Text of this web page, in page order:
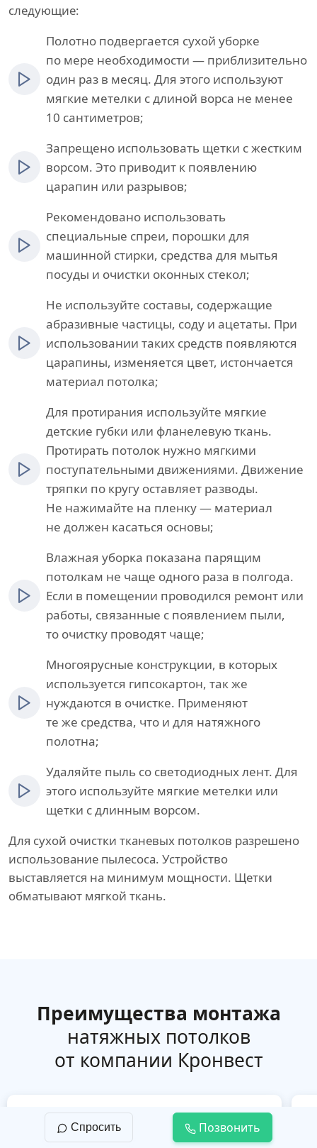
следующие:
Полотно подвергается сухой уборке
по мере необходимости — приблизительно
один раз в месяц. Для этого используют
мягкие метелки с длиной ворса не менее
10 сантиметров;
Запрещено использовать щетки с жестким
ворсом. Это приводит к появлению
царапин или разрывов;
Рекомендовано использовать
специальные спреи, порошки для
машинной стирки, средства для мытья
посуды и очистки оконных стекол;
Не используйте составы, содержащие
абразивные частицы, соду и ацетаты. При
использовании таких средств появляются
царапины, изменяется цвет, истончается
материал потолка;
Для протирания используйте мягкие
детские губки или фланелевую ткань.
Протирать потолок нужно мягкими
поступательными движениями. Движение
тряпки по кругу оставляет разводы.
Не нажимайте на пленку — материал
не должен касаться основы;
Влажная уборка показана парящим
потолкам не чаще одного раза в полгода.
Если в помещении проводился ремонт или
работы, связанные с появлением пыли,
то очистку проводят чаще;
Многоярусные конструкции, в которых
используется гипсокартон, так же
нуждаются в очистке. Применяют
те же средства, что и для натяжного
полотна;
Удаляйте пыль со светодиодных лент. Для
этого используйте мягкие метелки или
щетки с длинным ворсом.
Для сухой очистки тканевых потолков разрешено
использование пылесоса. Устройство
выставляется на минимум мощности. Щетки
обматывают мягкой ткань.
Преимущества монтажа
натяжных потолков
от компании Кронвест
Спросить Позвонить